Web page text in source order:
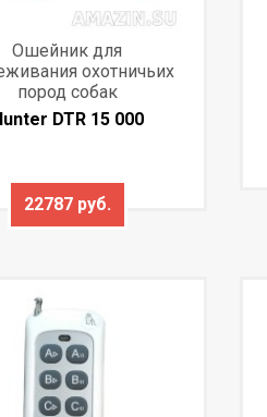
Ошейник для
охотничьих
пород собак
DTR 15 000
22787 руб.